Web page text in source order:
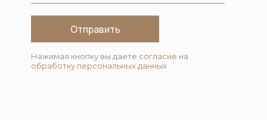
Отправить
Нажимая кнопку вы даете согласие на
обработку персональных данных